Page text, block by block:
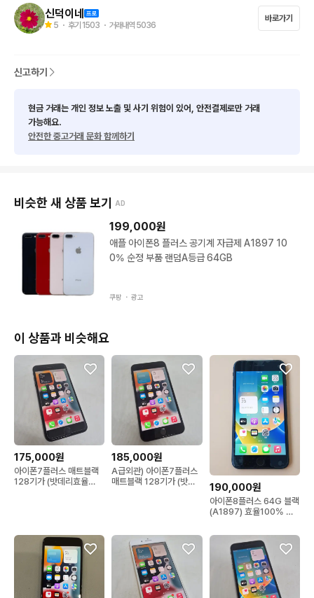
f9417신덕이네
5 ・ 후기 1503 ・ 거래내역 5036
바로가기
신고하기
현금 거래는 개인 정보 노출 및 사기 위험이 있어, 안전결제로만 거래
가능해요.
안전한 중고거래 문화 함께하기
비슷한 새 상품 보기 AD
199,000원
애플 아이폰8 플러스 공기계 자급제 A1897 10
0% 순정 부품 랜덤A등급 64GB
쿠팡 ・ 광고
이 상품과 비슷해요
175,000원
아이폰7플러스 매트블랙
128기가 (밧데리효율
185,000원
A급외관) 아이폰7플러스
매트블랙 128기가 (밧데
190,000원
아이폰8플러스 64G 블랙
(A1897) 효율100% 무